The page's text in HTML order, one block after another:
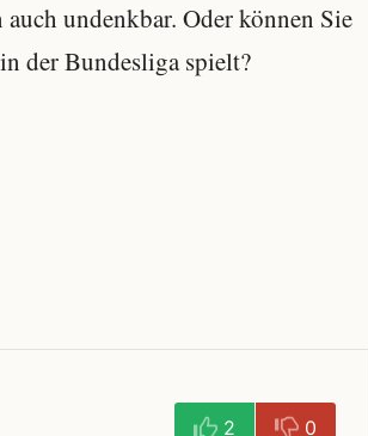
undenkbar. Oder können Sie
der Bundesliga spielt?
2 0